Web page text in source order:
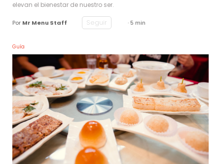
elevan el bienestar de nuestro ser.
Por Mr Menu Staff Seguir · 5 min
Guía